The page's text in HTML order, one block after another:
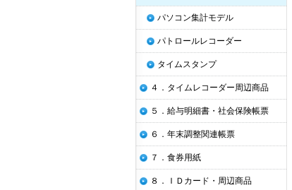
パソコン集計モデル
パトロールレコーダー
タイムスタンプ
４．タイムレコーダー周辺商品
５．給与明細書・社会保険帳票
６．年末調整関連帳票
７．食券用紙
８．ＩＤカード・周辺商品